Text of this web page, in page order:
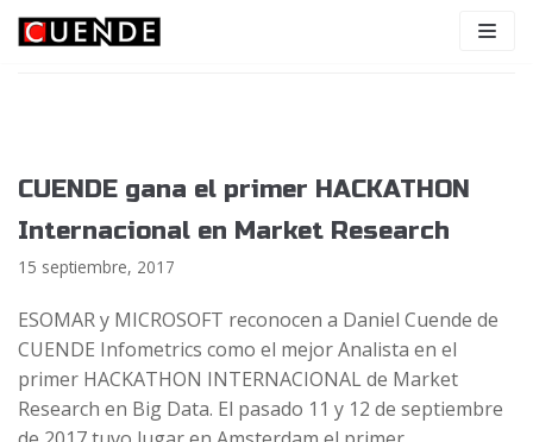
Saltar
2017
CUENDE gana el primer HACKATHON
Internacional en Market Research
15 septiembre, 2017
ESOMAR y MICROSOFT reconocen a Daniel Cuende de
CUENDE Infometrics como el mejor Analista en el
primer HACKATHON INTERNACIONAL de Market
Research en Big Data. El pasado 11 y 12 de septiembre